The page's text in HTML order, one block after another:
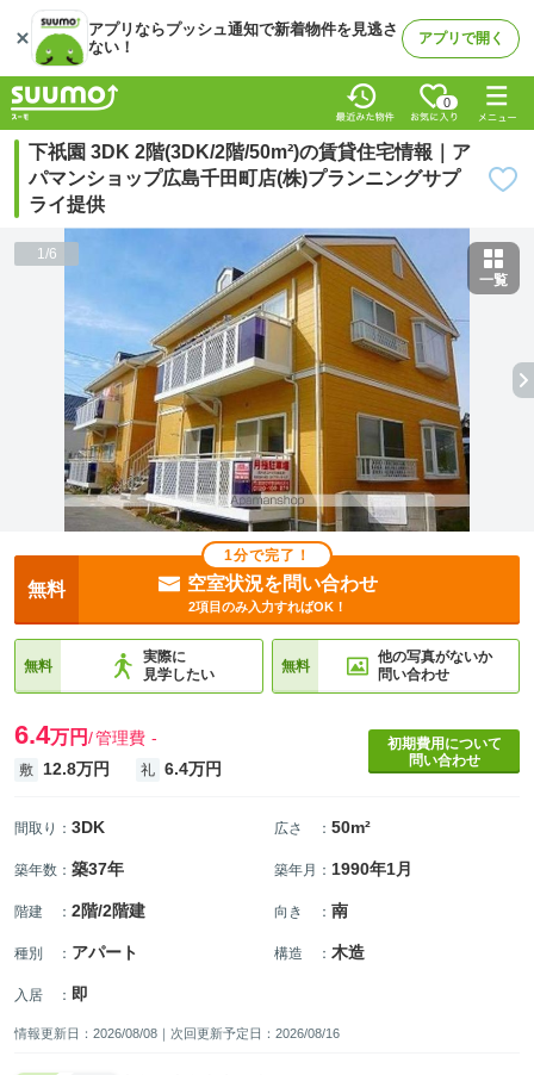
アプリならプッシュ通知で新着物件を見逃さ
ない！
アプリで開く
0
下祇園 3DK 2階(3DK/2階/50m²)の賃貸住宅情報｜ア
パマンショップ広島千田町店(株)プランニングサプ
ライ提供
1/6
一覧
1分で完了！
無料 空室状況を問い合わせ
2項目のみ入力すればOK！
無料
実際に
見学したい
無料
他の写真がないか
問い合わせ
6.4万円 管理費 -
敷 12.8万円 礼 6.4万円
初期費用について
問い合わせ
間取り ： 3DK 広さ ： 50m²
築年数 ： 築37年 築年月 ： 1990年1月
階建 ： 2階/2階建 向き ： 南
種別 ： アパート 構造 ： 木造
入居 ： 即
情報更新日：2026/08/08｜次回更新予定日：2026/08/16